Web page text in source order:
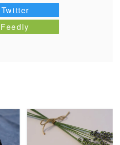
Twitter
Feedly
READ MORE